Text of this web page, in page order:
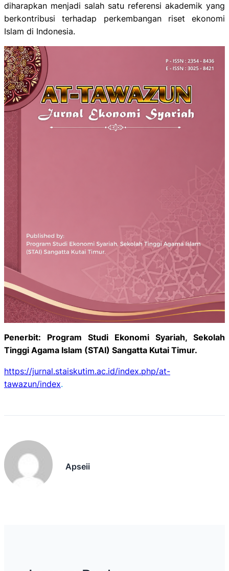
diharapkan menjadi salah satu referensi akademik yang
berkontribusi terhadap perkembangan riset ekonomi
Islam di Indonesia.
Penerbit: Program Studi Ekonomi Syariah, Sekolah
Tinggi Agama Islam (STAI) Sangatta Kutai Timur.
https://jurnal.staiskutim.ac.id/index.php/at-
tawazun/index.
Apseii